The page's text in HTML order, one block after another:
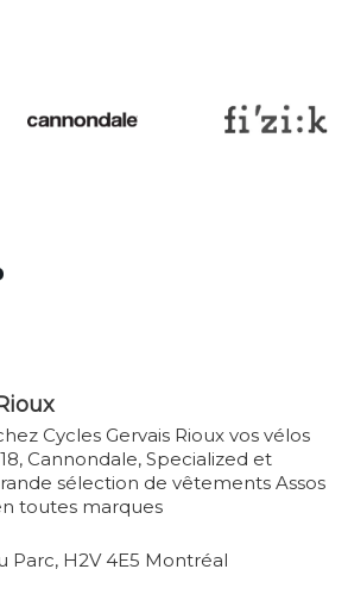
Cycles Gervais Rioux vos vélos
Cannondale, Specialized et
sélection de vêtements Assos
toutes marques
Parc, H2V 4E5 Montréal